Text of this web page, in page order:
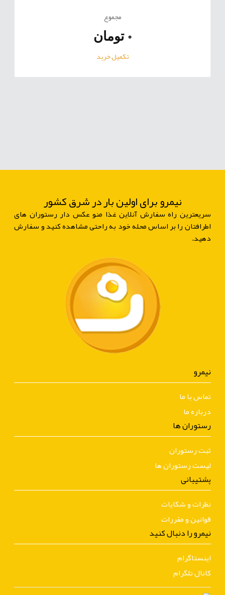
مجموع
0 تومان
تکمیل خرید
نیمرو برای اولین بار در شرق کشور
سریعترین راه سفارش آنلاین غذا منو عکس دار رستوران های
اطرافتان را بر اساس محله خود به راحتی مشاهده کنید و سفارش
دهید.
نیمرو
تماس با ما
درباره ما
رستوران ها
ثبت رستوران
لیست رستوران ها
پشتیبانی
نظرات و شکایات
قوانین و مقررات
نیمرو را دنبال کنید
اینستاگرام
کانال تلگرام